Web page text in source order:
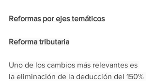
Reformas por ejes temáticos
Reforma tributaria
Uno de los cambios más relevantes es
la eliminación de la deducción del 150%